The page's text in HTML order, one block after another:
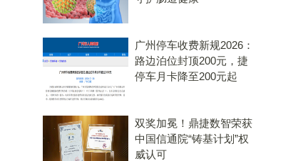
广州停车收费新规2026：
路边泊位封顶200元，捷
停车月卡降至200元起
双奖加冕！鼎捷数智荣获
中国信通院“铸基计划”权
威认可